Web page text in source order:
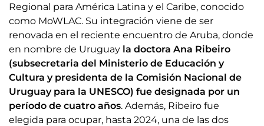
Regional para América Latina y el Caribe, conocido
como MoWLAC. Su integración viene de ser
renovada en el reciente encuentro de Aruba, donde
en nombre de Uruguay la doctora Ana Ribeiro
(subsecretaria del Ministerio de Educación y
Cultura y presidenta de la Comisión Nacional de
Uruguay para la UNESCO) fue designada por un
período de cuatro años. Además, Ribeiro fue
elegida para ocupar, hasta 2024, una de las dos